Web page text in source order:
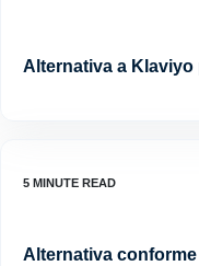
Alternativa a Klaviyo
Alternativa